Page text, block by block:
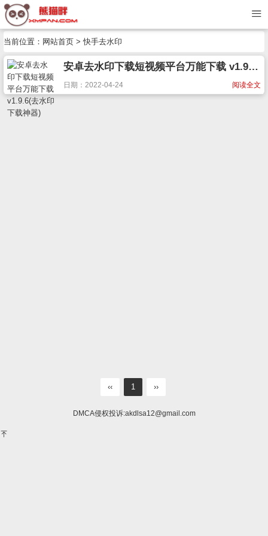
当前位置： 网站首页 > 快手去水印
安卓去水印下载短视频平台万能下载 v1.9.6(去水印下载神器)
阅读全文
日期：2022-04-24
‹‹ 1 ››
DMCA侵权投诉:akdlsa12@gmail.com